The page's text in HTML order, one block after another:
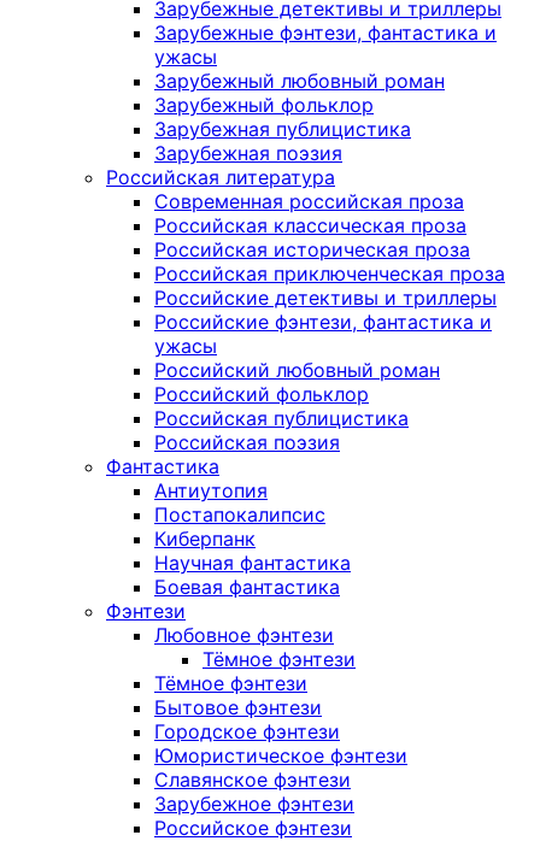
Зарубежные детективы и триллеры
Зарубежные фэнтези, фантастика и
ужасы
Зарубежный любовный роман
Зарубежный фольклор
Зарубежная публицистика
Зарубежная поэзия
Российская литература
Современная российская проза
Российская классическая проза
Российская историческая проза
Российская приключенческая проза
Российские детективы и триллеры
Российские фэнтези, фантастика и
ужасы
Российский любовный роман
Российский фольклор
Российская публицистика
Российская поэзия
Фантастика
Антиутопия
Постапокалипсис
Киберпанк
Научная фантастика
Боевая фантастика
Фэнтези
Любовное фэнтези
Тёмное фэнтези
Тёмное фэнтези
Бытовое фэнтези
Городское фэнтези
Юмористическое фэнтези
Славянское фэнтези
Зарубежное фэнтези
Российское фэнтези